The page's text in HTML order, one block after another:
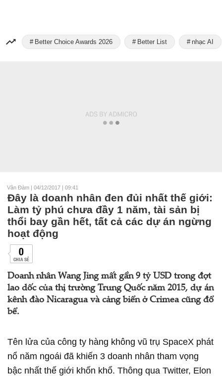
Better Choice Awards 2026 Better List nhạc AI
Vân Đàm | 04/12/2017 | 09:41
Đây là doanh nhân đen đủi nhất thế giới:
Làm tỷ phú chưa đầy 1 năm, tài sản bị
thổi bay gần hết, tất cả các dự án ngừng
hoạt động
0
CHIA SẺ
Doanh nhân Wang Jing mất gần 9 tỷ USD trong đợt
lao dốc của thị trường Trung Quốc năm 2015, dự án
kênh đào Nicaragua và cảng biển ở Crimea cũng đổ
bể.
Tên lửa của công ty hàng không vũ trụ SpaceX phát
nổ năm ngoái đã khiến 3 doanh nhân tham vọng
bậc nhất thế giới khốn khổ. Thông qua Twitter, Elon